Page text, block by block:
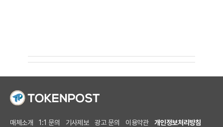
매체소개 1:1 문의 기사제보 광고 문의 이용약관
개인정보처리방침